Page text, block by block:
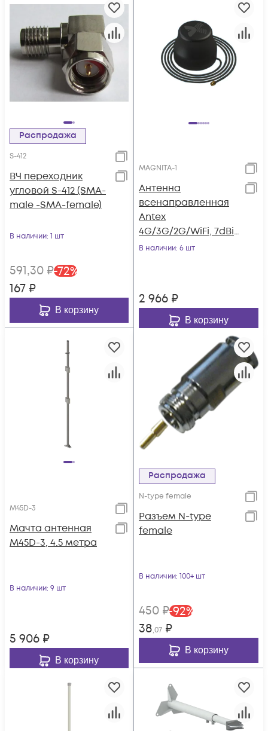
Распродажа
S-412
ВЧ переходник
угловой S-412 (SMA-
male -SMA-female)
В наличии: 1 шт
591,30 ₽-72%
167 ₽
В корзину
MAGNITA-1
Антенна
всенаправленная
Antex
4G/3G/2G/WiFi, 7dBi,
SMA-male
В наличии: 6 шт
2 966 ₽
В корзину
M45D-3
Мачта антенная
M45D-3, 4.5 метра
В наличии: 9 шт
5 906 ₽
В корзину
Распродажа
N-type female
Разъем N-type
female
В наличии: 100+ шт
450 ₽-92%
38,07 ₽
В корзину